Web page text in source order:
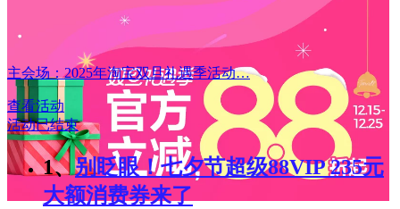
主会场：2025年淘宝双旦礼遇季活动…
查看活动
活动已结束
1、别眨眼！七夕节超级88VIP 235元
大额消费券来了